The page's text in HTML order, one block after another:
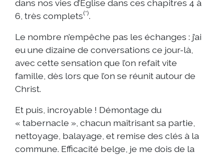
dans nos vies d’Église dans ces chapitres 4 à
6, très complets(*).
Le nombre n’empêche pas les échanges : j’ai
eu une dizaine de conversations ce jour-là,
avec cette sensation que l’on refait vite
famille, dès lors que l’on se réunit autour de
Christ.
Et puis, incroyable ! Démontage du
« tabernacle », chacun maîtrisant sa partie,
nettoyage, balayage, et remise des clés à la
commune. Efficacité belge, je me dois de la